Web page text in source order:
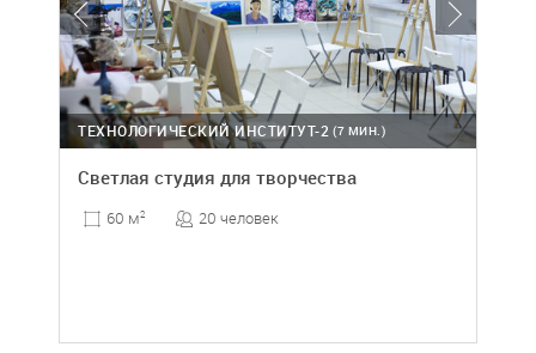
(7 МИН.)
ТЕХНОЛОГИЧЕСКИЙ ИНСТИТУТ-2
Светлая студия для творчества
60 м2 20 человек